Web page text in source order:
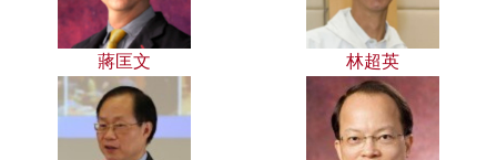
蔣匡文 林超英